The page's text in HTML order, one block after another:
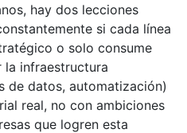
hay dos lecciones
si cada línea
o solo consume
la infraestructura
de datos, automatización)
real, no con ambiciones
que logren esta